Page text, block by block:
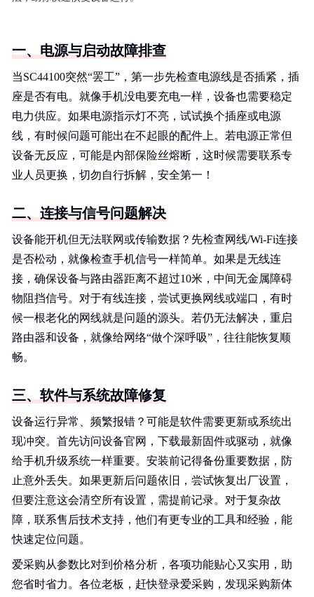
一、电源与启动故障排查
当SC44100突然“罢工”，第一步先检查电源线是否插紧，插
座是否有电。就像手机没电要充电一样，设备也需要稳定
电力供应。如果电源指示灯不亮，试试换个插座或电源
线，有时候问题可能出在不起眼的配件上。若电源正常但
设备无反应，可能是内部保险丝熔断，这时候需要联系专
业人员更换，切勿自行拆解，安全第一！
二、连接与信号问题解决
设备能开机但无法联网或传输数据？先检查网线/Wi-Fi连接
是否松动，就像检查手机信号一样简单。如果是无线连
接，确保设备与路由器距离不超过10米，中间无金属障碍
物阻挡信号。对于有线连接，尝试更换网线或端口，有时
候一根老化的网线就是问题的源头。若仍无法解决，重启
路由器和设备，就像给网络“做个深呼吸”，往往能恢复顺
畅。
三、软件与系统故障修复
设备运行异常、频繁报错？可能是软件需要更新或系统出
现冲突。首先访问设备官网，下载最新固件或驱动，就像
给手机升级系统一样重要。安装前记得备份重要数据，防
止意外丢失。如果更新后问题依旧，尝试恢复出厂设置，
但要注意这会清空所有设置，需提前记录。对于复杂故
障，联系售后技术支持，他们有更专业的工具和经验，能
快速定位问题。
爱采购从参数比对到价格分析，各项功能贴心又实用，助
您省时省力。各位老板，赶快登录爱采购，发现采购新体